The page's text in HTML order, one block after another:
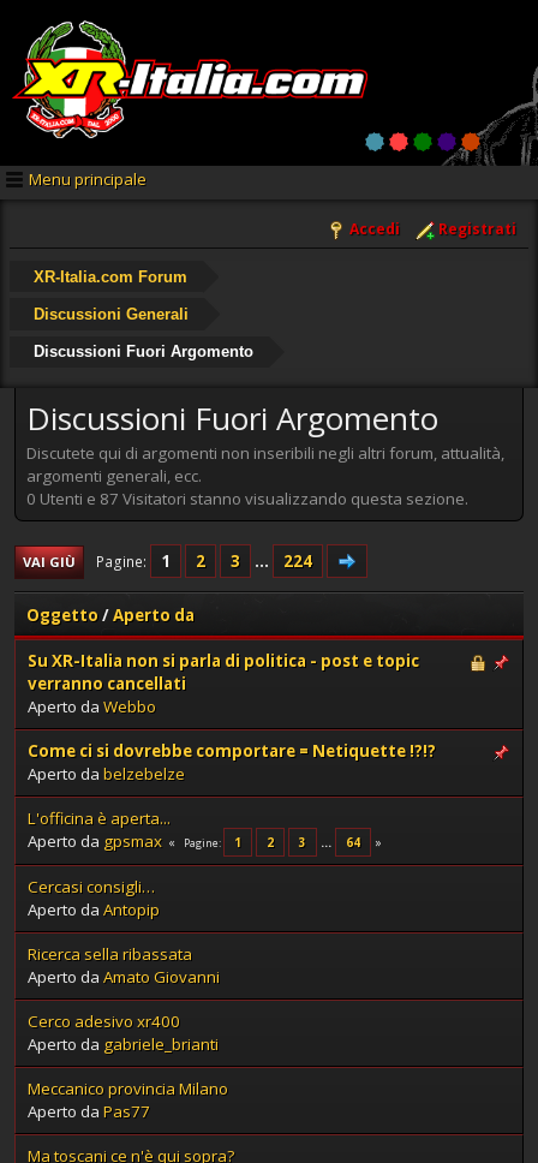
Menu principale
Accedi Registrati
XR-Italia.com Forum
Discussioni Generali
Discussioni Fuori Argomento
Discussioni Fuori Argomento
Discutete qui di argomenti non inseribili negli altri forum, attualità,
argomenti generali, ecc.
0 Utenti e 87 Visitatori stanno visualizzando questa sezione.
VAI GIÙ Pagine 1 2 3 ... 224
Oggetto/Aperto da
Su XR-Italia non si parla di politica - post e topic
verranno cancellati
Aperto da Webbo
Come ci si dovrebbe comportare = Netiquette !?!?
Aperto da belzebelze
L'officina è aperta...
Aperto da gpsmax Pagine 1 2 3 ... 64
Cercasi consigli…
Aperto da Antopip
Ricerca sella ribassata
Aperto da Amato Giovanni
Cerco adesivo xr400
Aperto da gabriele_brianti
Meccanico provincia Milano
Aperto da Pas77
Ma toscani ce n'è qui sopra?